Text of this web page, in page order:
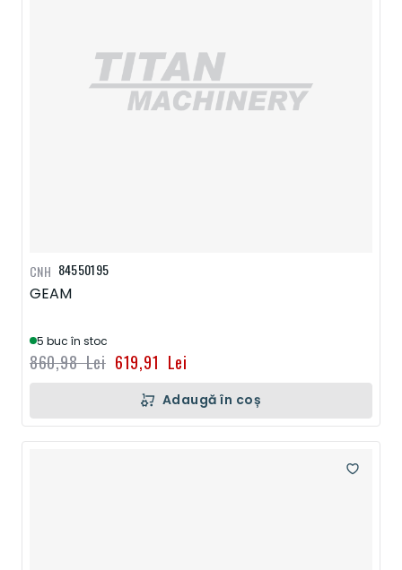
84550195
GEAM
5 buc în stoc
619,91 Lei
860,98 Lei
CNH
Adaugă în coș